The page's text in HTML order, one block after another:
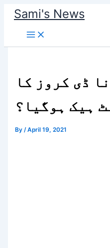
Skip
content
Sami's News
ڈی کروز کا
ہیک ہوگیا؟
By/April 19, 2021